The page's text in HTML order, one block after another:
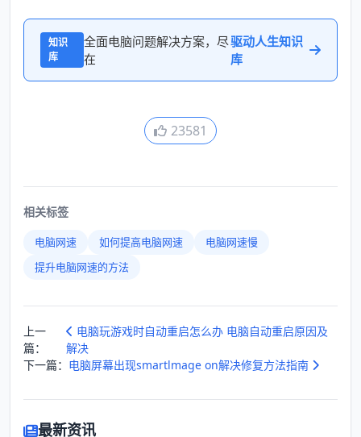
知识
库
全面电脑问题解决方案，尽
在
驱动人生知识
库
23581
相关标签
电脑网速 如何提高电脑网速
电脑网速慢
提升电脑网速的方法
上一
篇：
电脑玩游戏时自动重启怎么办 电脑自动重启原因及
解决
下一篇： 电脑屏幕出现smartlmage on解决修复方法指南
最新资讯